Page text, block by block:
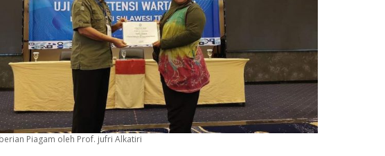
Piagam oleh Prof. jufri Alkatiri